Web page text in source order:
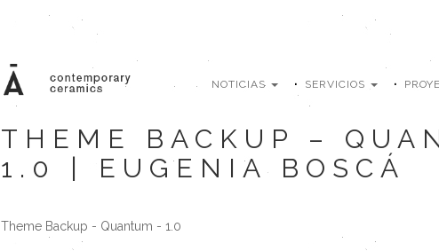
NOTICIAS SERVICIOS
THEME BACKUP –
1.0 | EUGENIA BOSCÁ
Theme Backup - Quantum - 1.0